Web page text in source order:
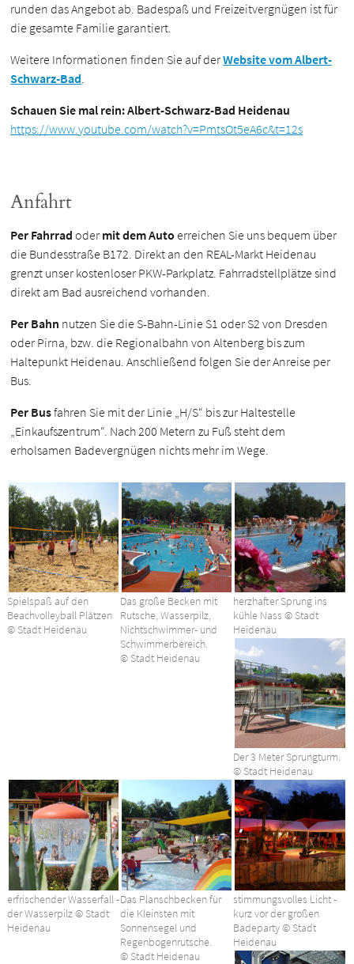
runden das Angebot ab. Badespaß und Freizeitvergnügen ist für
die gesamte Familie garantiert.
Weitere Informationen finden Sie auf derWebsite vom Albert-
Schwarz-Bad.
Schauen Sie mal rein: Albert-Schwarz-Bad Heidenau
https://www.youtube.com/watch?v=PmtsOt5eA6c&t=12s
Anfahrt
Per Fahrrad oder mit dem Auto erreichen Sie uns bequem über
die Bundesstraße B172. Direkt an den REAL-Markt Heidenau
grenzt unser kostenloser PKW-Parkplatz. Fahrradstellplätze sind
direkt am Bad ausreichend vorhanden.
Per Bahn nutzen Sie die S-Bahn-Linie S1 oder S2 von Dresden
oder Pirna, bzw. die Regionalbahn von Altenberg bis zum
Haltepunkt Heidenau. Anschließend folgen Sie der Anreise per
Bus.
Per Busfahren Sie mit der Linie „H/S“ bis zur Haltestelle
„Einkaufszentrum“. Nach 200 Metern zu Fuß steht dem
erholsamen Badevergnügen nichts mehr im Wege.
Spielspaß auf den
Beachvolleyball Plätzen
© Stadt Heidenau
Das große Becken mit
Rutsche, Wasserpilz,
Nichtschwimmer- und
Schwimmerbereich.
© Stadt Heidenau
herzhafter Sprung ins
kühle Nass © Stadt
Heidenau
Der 3 Meter Sprungturm.
© Stadt Heidenau
erfrischender Wasserfall -
der Wasserpilz © Stadt
Heidenau
Das Planschbecken für
die Kleinsten mit
Sonnensegel und
Regenbogenrutsche.
© Stadt Heidenau
stimmungsvolles Licht -
kurz vor der großen
Badeparty © Stadt
Heidenau